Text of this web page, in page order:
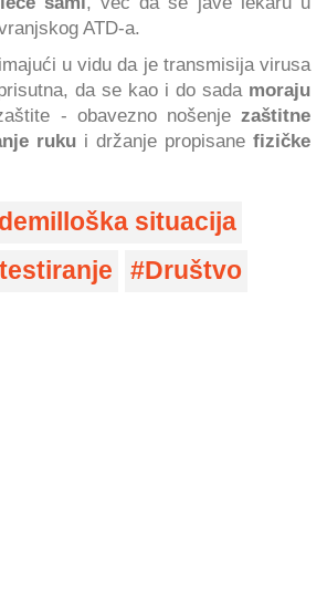
ATD-a.
u vidu da je transmisija virusa
da se kao i do sada moraju
- obavezno nošenjezaštitne
ruku i držanje propisane fizičke
situacija
testiranje Društvo